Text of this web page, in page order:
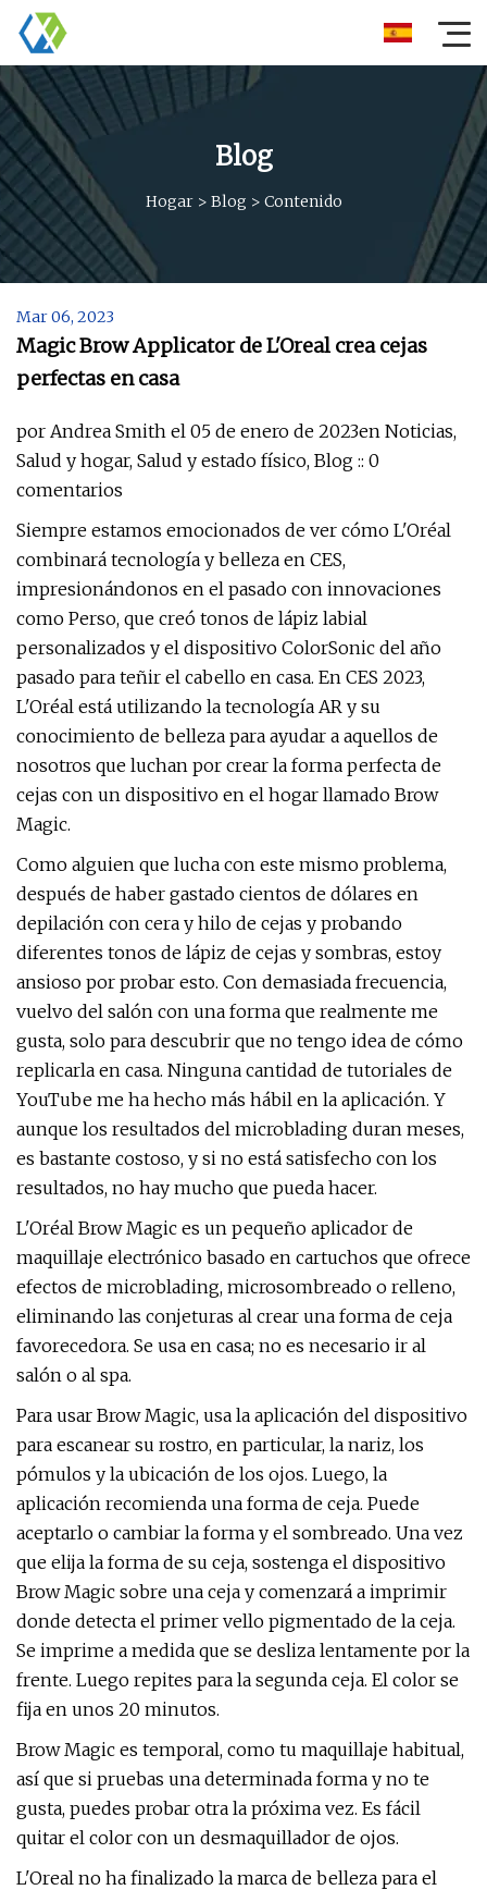
Blog
Hogar> Blog > Contenido
Mar 06, 2023
Magic Brow Applicator de L'Oreal crea cejas
perfectas en casa
por Andrea Smith el 05 de enero de 2023en Noticias,
Salud y hogar, Salud y estado físico, Blog :: 0
comentarios
Siempre estamos emocionados de ver cómo L'Oréal
combinará tecnología y belleza en CES,
impresionándonos en el pasado con innovaciones
como Perso, que creó tonos de lápiz labial
personalizados y el dispositivo ColorSonic del año
pasado para teñir el cabello en casa. En CES 2023,
L'Oréal está utilizando la tecnología AR y su
conocimiento de belleza para ayudar a aquellos de
nosotros que luchan por crear la forma perfecta de
cejas con un dispositivo en el hogar llamado Brow
Magic.
Como alguien que lucha con este mismo problema,
después de haber gastado cientos de dólares en
depilación con cera y hilo de cejas y probando
diferentes tonos de lápiz de cejas y sombras, estoy
ansioso por probar esto. Con demasiada frecuencia,
vuelvo del salón con una forma que realmente me
gusta, solo para descubrir que no tengo idea de cómo
replicarla en casa. Ninguna cantidad de tutoriales de
YouTube me ha hecho más hábil en la aplicación. Y
aunque los resultados del microblading duran meses,
es bastante costoso, y si no está satisfecho con los
resultados, no hay mucho que pueda hacer.
L'Oréal Brow Magic es un pequeño aplicador de
maquillaje electrónico basado en cartuchos que ofrece
efectos de microblading, microsombreado o relleno,
eliminando las conjeturas al crear una forma de ceja
favorecedora. Se usa en casa; no es necesario ir al
salón o al spa.
Para usar Brow Magic, usa la aplicación del dispositivo
para escanear su rostro, en particular, la nariz, los
pómulos y la ubicación de los ojos. Luego, la
aplicación recomienda una forma de ceja. Puede
aceptarlo o cambiar la forma y el sombreado. Una vez
que elija la forma de su ceja, sostenga el dispositivo
Brow Magic sobre una ceja y comenzará a imprimir
donde detecta el primer vello pigmentado de la ceja.
Se imprime a medida que se desliza lentamente por la
frente. Luego repites para la segunda ceja. El color se
fija en unos 20 minutos.
Brow Magic es temporal, como tu maquillaje habitual,
así que si pruebas una determinada forma y no te
gusta, puedes probar otra la próxima vez. Es fácil
quitar el color con un desmaquillador de ojos.
L'Oreal no ha finalizado la marca de belleza para el